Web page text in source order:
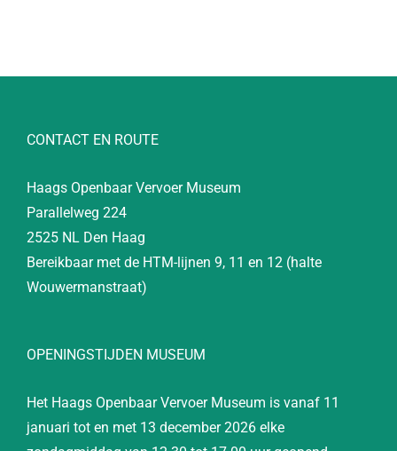
CONTACT EN ROUTE
Haags Openbaar Vervoer Museum
Parallelweg 224
2525 NL Den Haag
Bereikbaar met de HTM-lijnen 9, 11 en 12 (halte
Wouwermanstraat)
OPENINGSTIJDEN MUSEUM
Het Haags Openbaar Vervoer Museum is vanaf 11
januari tot en met 13 december 2026 elke